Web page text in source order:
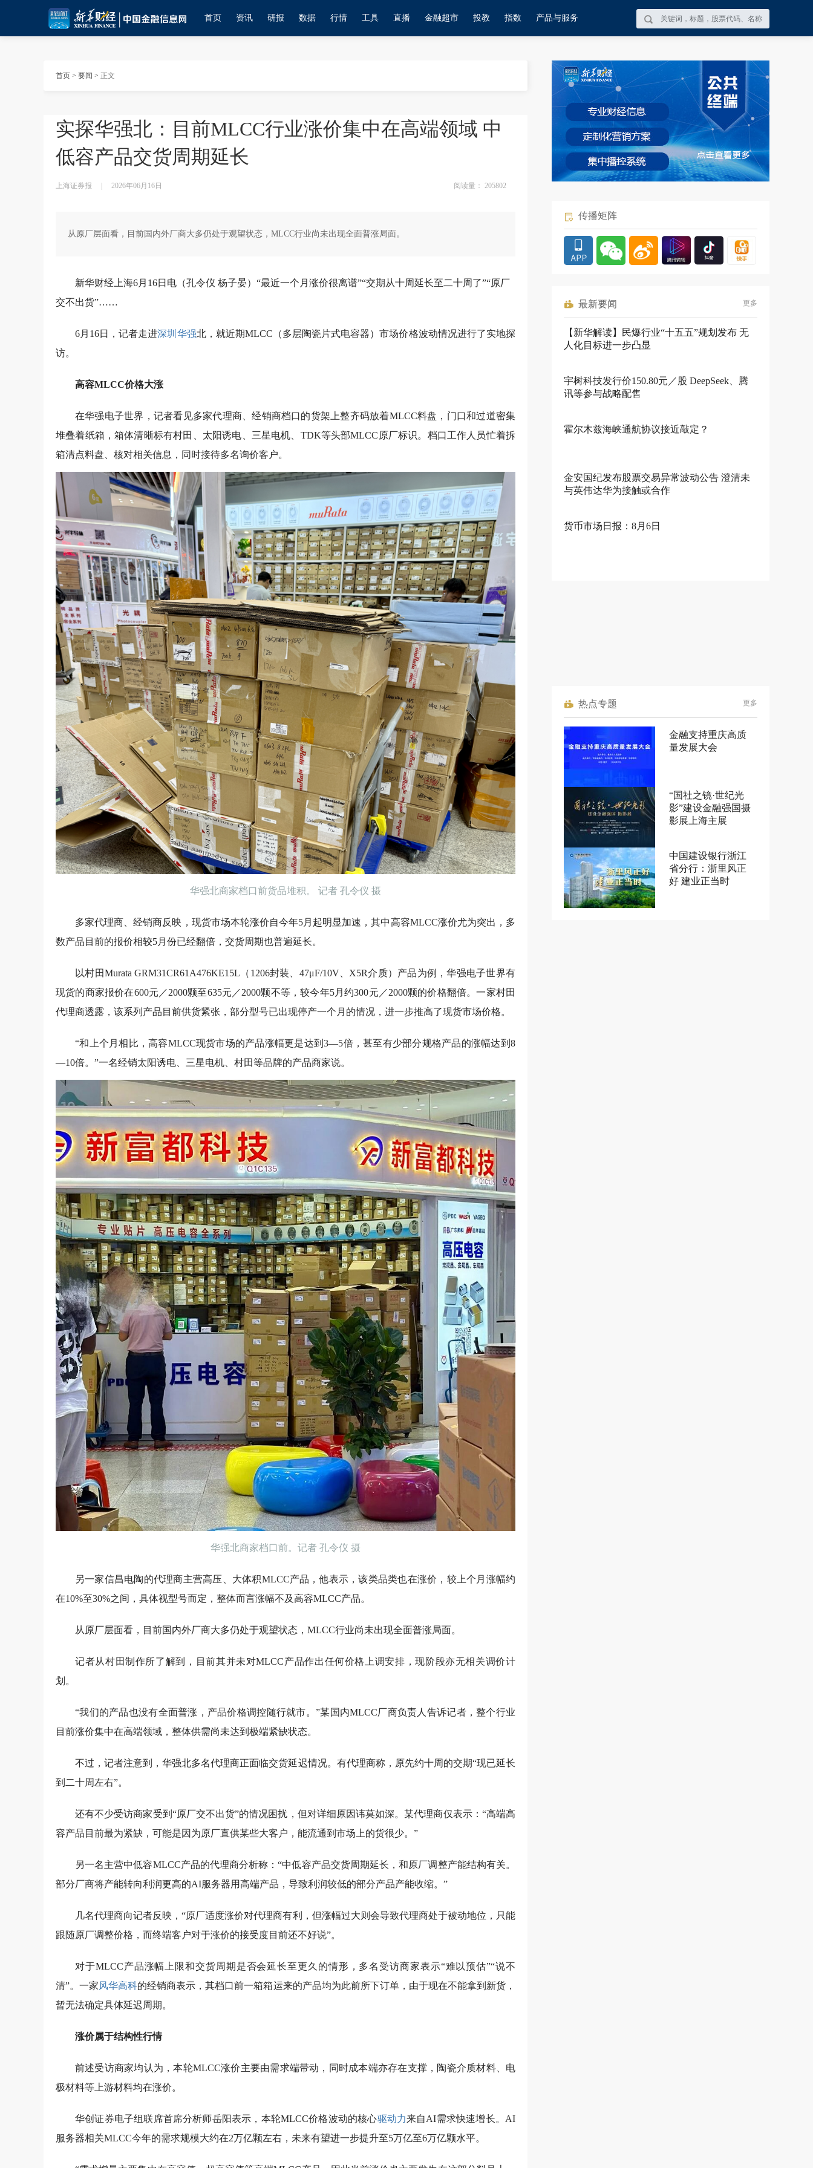
首页 资讯 研报 数据 行情 工具 直播 金融超市 投教 指数 产品与服务
首页 > 要闻 > 正文
实探华强北：目前MLCC行业涨价集中在高端领域 中
低容产品交货周期延长
上海证券报 2026年06月16日 阅读量： 205802
从原厂层面看，目前国内外厂商大多仍处于观望状态，MLCC行业尚未出现全面普涨局面。
新华财经上海6月16日电（孔令仪 杨子晏）“最近一个月涨价很离谱”“交期从十周延长至二十周了”“原厂
交不出货”……
6月16日，记者走进深圳华强北，就近期MLCC（多层陶瓷片式电容器）市场价格波动情况进行了实地探
访。
高容MLCC价格大涨
在华强电子世界，记者看见多家代理商、经销商档口的货架上整齐码放着MLCC料盘，门口和过道密集
堆叠着纸箱，箱体清晰标有村田、太阳诱电、三星电机、TDK等头部MLCC原厂标识。档口工作人员忙着拆
箱清点料盘、核对相关信息，同时接待多名询价客户。
华强北商家档口前货品堆积。 记者 孔令仪 摄
多家代理商、经销商反映，现货市场本轮涨价自今年5月起明显加速，其中高容MLCC涨价尤为突出，多
数产品目前的报价相较5月份已经翻倍，交货周期也普遍延长。
以村田Murata GRM31CR61A476KE15L（1206封装、47μF/10V、X5R介质）产品为例，华强电子世界有
现货的商家报价在600元／2000颗至635元／2000颗不等，较今年5月约300元／2000颗的价格翻倍。一家村田
代理商透露，该系列产品目前供货紧张，部分型号已出现停产一个月的情况，进一步推高了现货市场价格。
“和上个月相比，高容MLCC现货市场的产品涨幅更是达到3—5倍，甚至有少部分规格产品的涨幅达到8
—10倍。”一名经销太阳诱电、三星电机、村田等品牌的产品商家说。
华强北商家档口前。记者 孔令仪 摄
另一家信昌电陶的代理商主营高压、大体积MLCC产品，他表示，该类品类也在涨价，较上个月涨幅约
在10%至30%之间，具体视型号而定，整体而言涨幅不及高容MLCC产品。
从原厂层面看，目前国内外厂商大多仍处于观望状态，MLCC行业尚未出现全面普涨局面。
记者从村田制作所了解到，目前其并未对MLCC产品作出任何价格上调安排，现阶段亦无相关调价计
划。
“我们的产品也没有全面普涨，产品价格调控随行就市。”某国内MLCC厂商负责人告诉记者，整个行业
目前涨价集中在高端领域，整体供需尚未达到极端紧缺状态。
不过，记者注意到，华强北多名代理商正面临交货延迟情况。有代理商称，原先约十周的交期“现已延长
到二十周左右”。
还有不少受访商家受到“原厂交不出货”的情况困扰，但对详细原因讳莫如深。某代理商仅表示：“高端高
容产品目前最为紧缺，可能是因为原厂直供某些大客户，能流通到市场上的货很少。”
另一名主营中低容MLCC产品的代理商分析称：“中低容产品交货周期延长，和原厂调整产能结构有关。
部分厂商将产能转向利润更高的AI服务器用高端产品，导致利润较低的部分产品产能收缩。”
几名代理商向记者反映，“原厂适度涨价对代理商有利，但涨幅过大则会导致代理商处于被动地位，只能
跟随原厂调整价格，而终端客户对于涨价的接受度目前还不好说”。
对于MLCC产品涨幅上限和交货周期是否会延长至更久的情形，多名受访商家表示“难以预估”“说不
清”。一家风华高科的经销商表示，其档口前一箱箱运来的产品均为此前所下订单，由于现在不能拿到新货，
暂无法确定具体延迟周期。
涨价属于结构性行情
前述受访商家均认为，本轮MLCC涨价主要由需求端带动，同时成本端亦存在支撑，陶瓷介质材料、电
极材料等上游材料均在涨价。
华创证券电子组联席首席分析师岳阳表示，本轮MLCC价格波动的核心驱动力来自AI需求快速增长。AI
服务器相关MLCC今年的需求规模大约在2万亿颗左右，未来有望进一步提升至5万亿至6万亿颗水平。
传播矩阵
最新要闻 更多
【新华解读】民爆行业“十五五”规划发布 无
人化目标进一步凸显
宇树科技发行价150.80元／股 DeepSeek、腾
讯等参与战略配售
霍尔木兹海峡通航协议接近敲定？
金安国纪发布股票交易异常波动公告 澄清未
与英伟达华为接触或合作
货币市场日报：8月6日
热点专题 更多
金融支持重庆高质
量发展大会
“国社之镜·世纪光
影”建设金融强国摄
影展上海主展
中国建设银行浙江
省分行：浙里风正
好 建业正当时